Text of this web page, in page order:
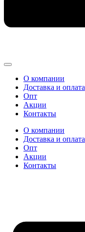
О компании
Доставка и оплата
Опт
Акции
Контакты
О компании
Доставка и оплата
Опт
Акции
Контакты